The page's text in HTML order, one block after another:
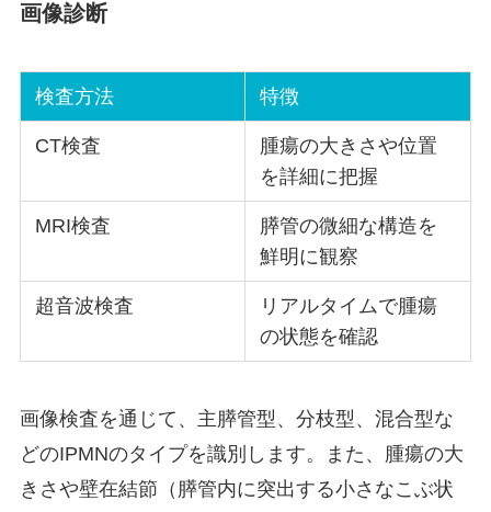
画像診断
検査方法 特徴
CT検査
腫瘍の大きさや位置
を詳細に把握
MRI検査
膵管の微細な構造を
鮮明に観察
超音波検査
リアルタイムで腫瘍
の状態を確認
画像検査を通じて、主膵管型、分枝型、混合型な
どのIPMNのタイプを識別します。また、腫瘍の大
きさや壁在結節（膵管内に突出する小さなこぶ状